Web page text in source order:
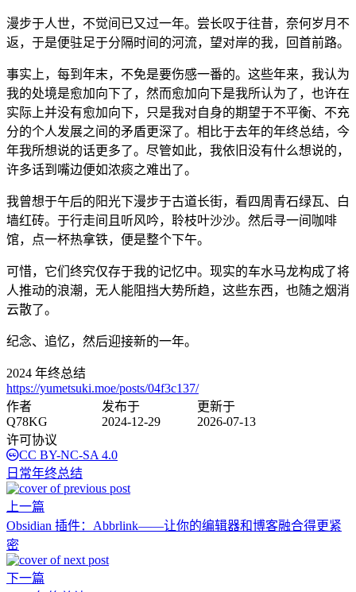
漫步于人世，不觉间已又过一年。尝长叹于往昔，奈何岁月不
返，于是便驻足于分隔时间的河流，望对岸的我，回首前路。
事实上，每到年末，不免是要伤感一番的。这些年来，我认为
我的处境是愈加向下了，然而愈加向下是我所认为了，也许在
实际上并没有愈加向下，只是我对自身的期望于不平衡、不充
分的个人发展之间的矛盾更深了。相比于去年的年终总结，今
年我所想说的话更多了。尽管如此，我依旧没有什么想说的，
许多话到嘴边便如浓痰之难出了。
我曾想于午后的阳光下漫步于古道长街，看四周青石绿瓦、白
墙红砖。于行走间且听风吟，聆枝叶沙沙。然后寻一间咖啡
馆，点一杯热拿铁，便是整个下午。
可惜，它们终究仅存于我的记忆中。现实的车水马龙构成了将
人推动的浪潮，无人能阻挡大势所趋，这些东西，也随之烟消
云散了。
纪念、追忆，然后迎接新的一年。
2024 年终总结
https://yumetsuki.moe/posts/04f3c137/
作者
Q78KG
发布于
2024-12-29
更新于
2026-07-13
许可协议
CC BY-NC-SA 4.0
日常年终总结
上一篇
Obsidian 插件：Abbrlink——让你的编辑器和博客融合得更紧
密
下一篇